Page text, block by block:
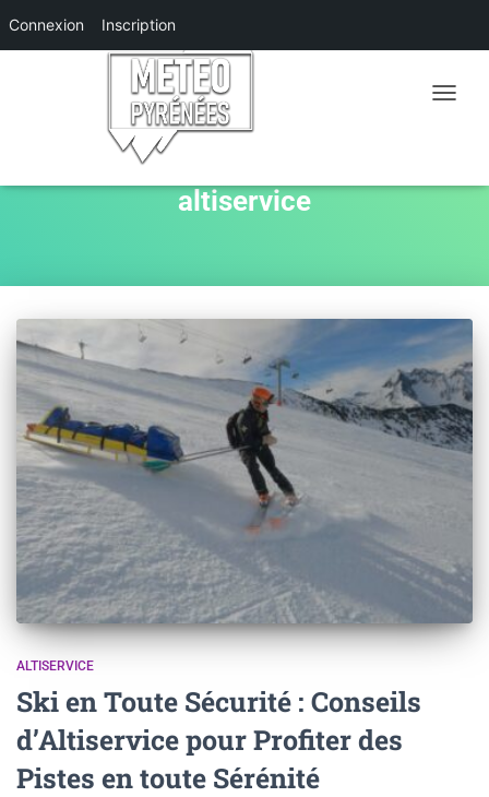
Connexion Inscription
altiservice
ALTISERVICE
Ski en Toute Sécurité : Conseils
d’Altiservice pour Profiter des
Pistes en toute Sérénité